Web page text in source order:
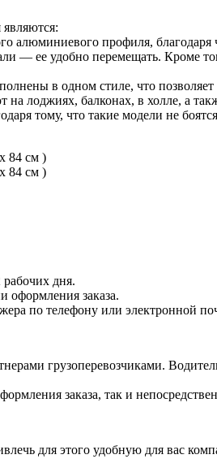
алюминиевого профиля, благодаря
— ее удобно перемещать.
в одном стиле, что
лоджиях, балконах, в холле, а
тому, что такие модели не
84 см )
84 см )
дня.
оформления заказа.
по телефону или электронной
грузоперевозчиками.
заказа, так и
для этого удобную для вас